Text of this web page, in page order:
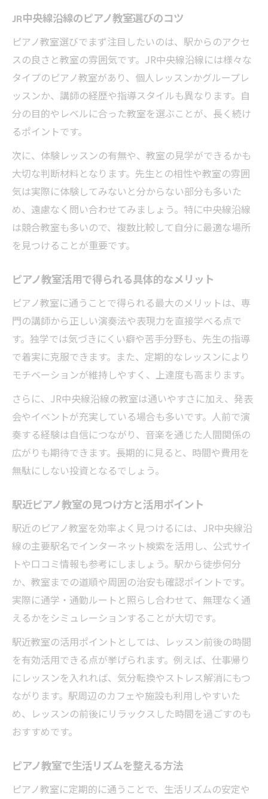
ダメなピアノ教室の先生の特徴と対策
ピアノ教室の体験で先生の質をチェックす
る
ピアノ教室の先生選びで注意する点とは
安心できるピアノ教室の先生の見極め方
長く続けて実感できる学習成果の秘訣
ピアノ教室で成果を実感する学習法
ピアノ教室活用で長く続けるコツを知る
ピアノ教室で上達を実感できる工夫
ピアノ教室の学習成果を継続的に伸ばす方
法
ピアノ教室で10年後の実力を想像する
ピアノ教室でIQ向上を目指す学び方とは
ピアノ教室活用で認知力アップに挑戦しよ
う
ピアノ教室が集中力や記憶力に与える影響
ピアノ教室のレッスンが脳に働きかける理
由
ピアノ教室で得られる認知力向上の実感方
法
JR中央線沿線のピアノ教室選びのコツ
ピアノ教室選びでまず注目したいのは、駅からのアクセ
スの良さと教室の雰囲気です。JR中央線沿線には様々な
タイプのピアノ教室があり、個人レッスンかグループレ
ッスンか、講師の経歴や指導スタイルも異なります。自
分の目的やレベルに合った教室を選ぶことが、長く続け
るポイントです。
次に、体験レッスンの有無や、教室の見学ができるかも
大切な判断材料となります。先生との相性や教室の雰囲
気は実際に体験してみないと分からない部分も多いた
め、遠慮なく問い合わせてみましょう。特に中央線沿線
は競合教室も多いので、複数比較して自分に最適な場所
を見つけることが重要です。
ピアノ教室活用で得られる具体的なメリット
ピアノ教室に通うことで得られる最大のメリットは、専
門の講師から正しい演奏法や表現力を直接学べる点で
す。独学では気づきにくい癖や苦手分野も、先生の指導
で着実に克服できます。また、定期的なレッスンにより
モチベーションが維持しやすく、上達度も高まります。
さらに、JR中央線沿線の教室は通いやすさに加え、発表
会やイベントが充実している場合も多いです。人前で演
奏する経験は自信につながり、音楽を通じた人間関係の
広がりも期待できます。長期的に見ると、時間や費用を
無駄にしない投資となるでしょう。
駅近ピアノ教室の見つけ方と活用ポイント
駅近のピアノ教室を効率よく見つけるには、JR中央線沿
線の主要駅名でインターネット検索を活用し、公式サイ
トや口コミ情報も参考にしましょう。駅から徒歩何分
か、教室までの道順や周囲の治安も確認ポイントです。
実際に通学・通勤ルートと照らし合わせて、無理なく通
えるかをシミュレーションすることが大切です。
駅近教室の活用ポイントとしては、レッスン前後の時間
を有効活用できる点が挙げられます。例えば、仕事帰り
にレッスンを入れれば、気分転換やストレス解消にもつ
ながります。駅周辺のカフェや施設も利用しやすいた
め、レッスンの前後にリラックスした時間を過ごすのも
おすすめです。
ピアノ教室で生活リズムを整える方法
ピアノ教室に定期的に通うことで、生活リズムの安定や